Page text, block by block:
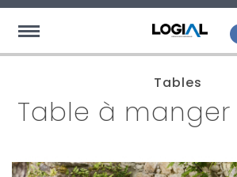
Tables
Table à manger